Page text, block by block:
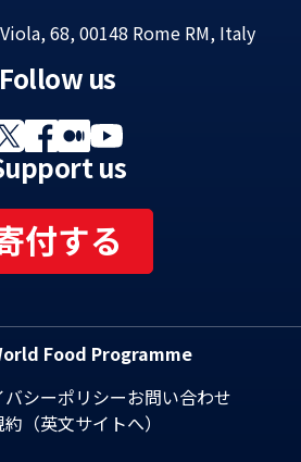
68, 00148 Rome RM, Italy
Follow us
us
付する
Food Programme
バシーポリシーお問い合わせ
（英文サイトへ）